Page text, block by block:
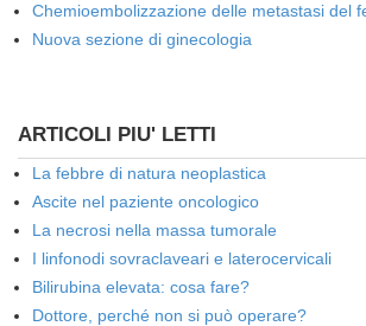
Chemioembolizzazione delle metastasi del
Nuova sezione di ginecologia
ARTICOLI PIU' LETTI
La febbre di natura neoplastica
Ascite nel paziente oncologico
La necrosi nella massa tumorale
I linfonodi sovraclaveari e laterocervicali
Bilirubina elevata: cosa fare?
Dottore, perché non si può operare?